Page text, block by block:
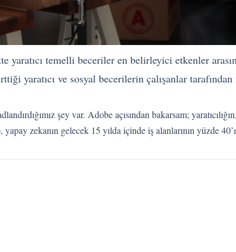
yaratıcı temelli beceriler en belirleyici etkenler
ve sosyal becerilerin çalışanlar tarafından
şey var. Adobe açısından bakarsam;
zekanın gelecek 15 yılda içinde iş alanlarının yüzde